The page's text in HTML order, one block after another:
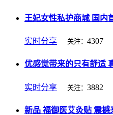
王妃女性私护商城 国内
实时分享 关注： 4307
优感觉带来的只有舒适
实时分享 关注： 3882
新品 福御医艾灸贴 震